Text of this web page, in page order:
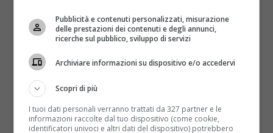
Vale la pena ricordare che la shrinkflation non è un
fenomeno esclusivo del gelato: riguarda molti settori
dell’alimentare, dalle merendine ai detersivi, dai
biscotti alle salse. Ma nel caso del gelato
confezionato, dove la percezione del “formato” è
particolarmente legata all’esperienza di consumo —
soprattutto per i bambini — la riduzione delle
porzioni può avere un impatto percepito più forte.
Pubblicità e contenuti personalizzati, misurazione
delle prestazioni dei contenuti e degli annunci,
ricerche sul pubblico, sviluppo di servizi
Archiviare informazioni su dispositivo e/o accedervi
Scopri di più
I tuoi dati personali verranno trattati da 327 partner e le
informazioni raccolte dal tuo dispositivo (come cookie,
identificatori univoci e altri dati del dispositivo) potrebbero